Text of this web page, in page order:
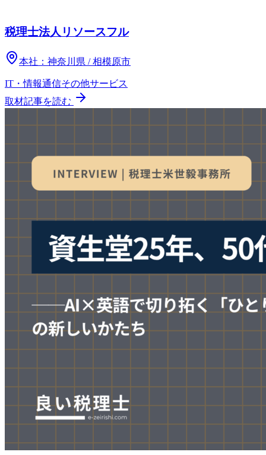
税理士法人リソースフル
本社： 神奈川県 / 相模原市
IT・情報通信その他サービス
取材記事を読む